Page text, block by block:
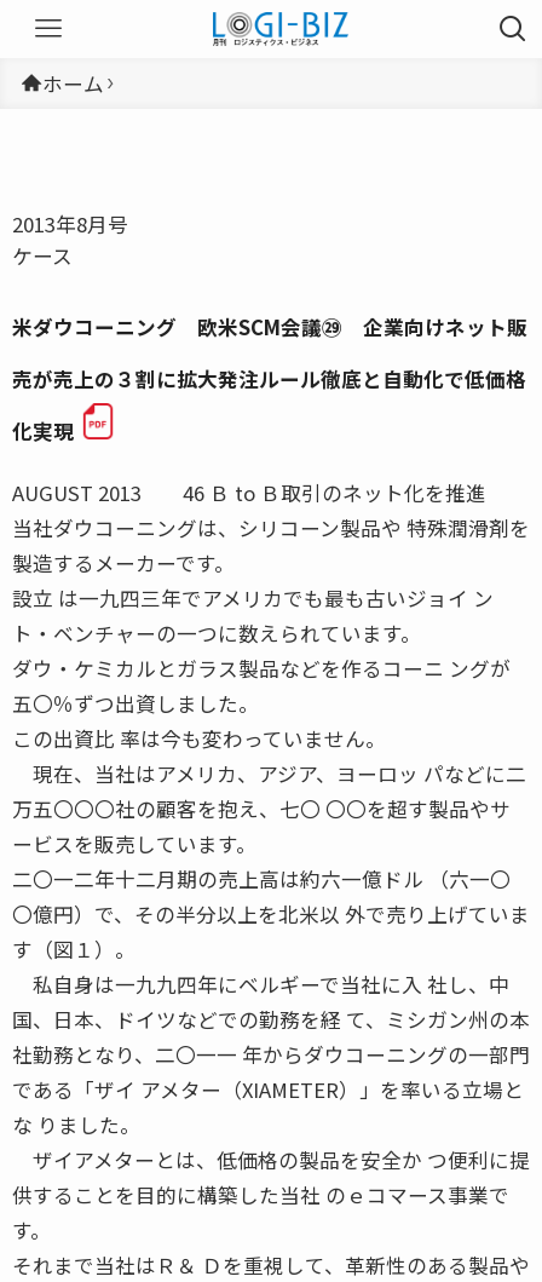
ホーム
2013年8月号
ケース
米ダウコーニング 欧米SCM会議㉙ 企業向けネット販
売が売上の３割に拡大発注ルール徹底と自動化で低価格
化実現
AUGUST 2013 46 Ｂ to Ｂ取引のネット化を推進
当社ダウコーニングは、シリコーン製品や 特殊潤滑剤を
製造するメーカーです。
設立 は一九四三年でアメリカでも最も古いジョイ ン
ト・ベンチャーの一つに数えられています。
ダウ・ケミカルとガラス製品などを作るコーニ ングが
五〇％ずつ出資しました。
この出資比 率は今も変わっていません。
現在、当社はアメリカ、アジア、ヨーロッ パなどに二
万五〇〇〇社の顧客を抱え、七〇 〇〇を超す製品やサ
ービスを販売しています。
二〇一二年十二月期の売上高は約六一億ドル （六一〇
〇億円）で、その半分以上を北米以 外で売り上げていま
す（図１）。
私自身は一九九四年にベルギーで当社に入 社し、中
国、日本、ドイツなどでの勤務を経 て、ミシガン州の本
社勤務となり、二〇一一 年からダウコーニングの一部門
である「ザイ アメター（XIAMETER）」を率いる立場と
な りました。
ザイアメターとは、低価格の製品を安全か つ便利に提
供することを目的に構築した当社 のｅコマース事業で
す。
それまで当社はＲ＆ Ｄを重視して、革新性のある製品や